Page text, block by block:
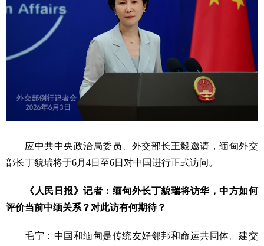
应中共中央政治局委员、外交部长王毅邀请，缅甸外交
部长丁貌瑞将于6月4日至6日对中国进行正式访问。
《人民日报》记者：缅甸外长丁貌瑞将访华，中方如何
评价当前中缅关系？对此访有何期待？
毛宁：中国和缅甸是传统友好邻邦和命运共同体。建交